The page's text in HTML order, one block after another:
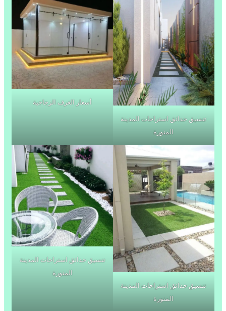
تنسيق حدائق استراحات المدينة
المنورة
أسعار الغرف الزجاجية
تنسيق حدائق استراحات المدينة
المنورة
تنسيق حدائق استراحات المدينة
المنورة